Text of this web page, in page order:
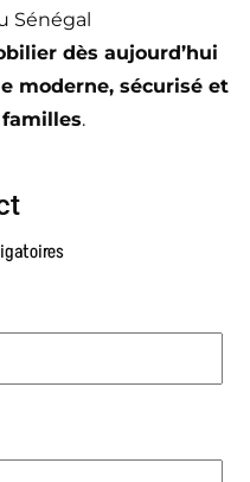
Sénégal
dès aujourd’hui
moderne, sécurisé et
.